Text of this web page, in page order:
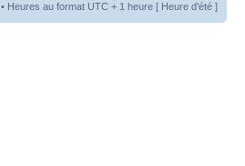
• Heures au format UTC + 1 heure [ Heure d’été ]